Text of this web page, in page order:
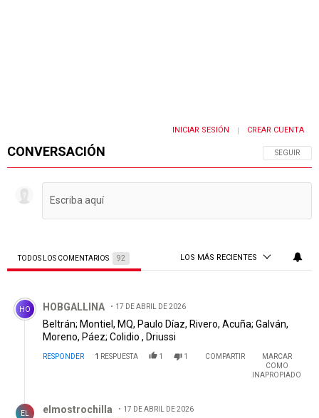
CONVERSACIÓN SIGA ESTA
SEGUIR
INICIAR SESIÓN | CREAR CUENTA
TODOS LOS COMENTARIOS 92 LOS MÁS RECIENTES
Comentario de HOBGALLINA.
HO HOBGALLINA 17 DE ABRIL DE 2026
Beltrán; Montiel, MQ, Paulo Díaz, Rivero, Acuña; Galván,
Moreno, Páez; Colidio , Driussi
RESPONDER 1 RESPUESTA 1 1 COMPARTIR
MARCAR
COMO
INAPROPIADO
EL elmostrochilla
17 DE ABRIL DE 2026